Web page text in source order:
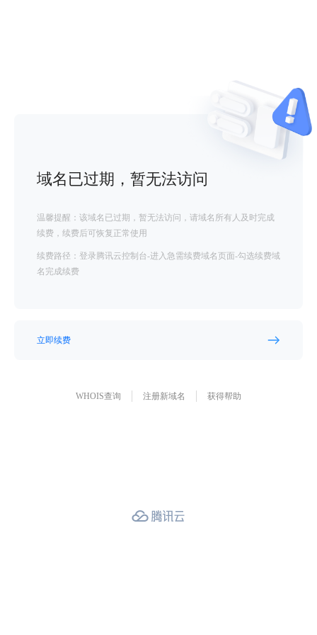
域名已过期，暂无法访问
温馨提醒：该域名已过期，暂无法访问，请域名所有人及时完成
续费，续费后可恢复正常使用
续费路径：登录腾讯云控制台-进入急需续费域名页面-勾选续费域
名完成续费
立即续费
WHOIS查询 注册新域名 获得帮助